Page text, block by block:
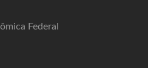
Federal